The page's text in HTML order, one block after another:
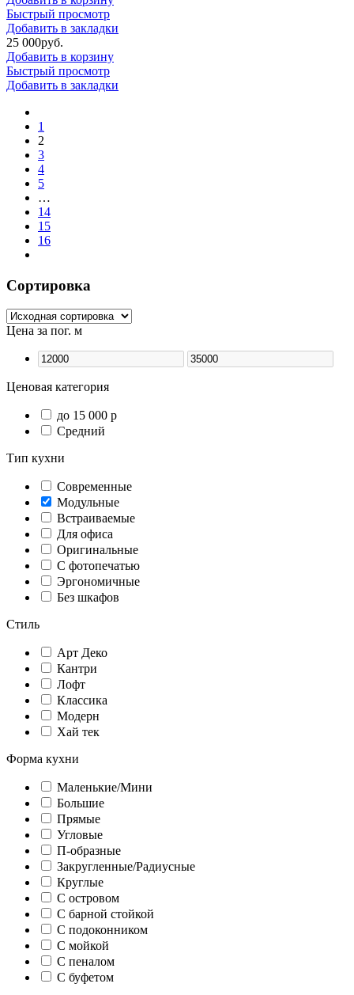
Быстрый просмотр
Добавить в закладки
25 000руб.
Добавить в корзину
Быстрый просмотр
Добавить в закладки
1
2
3
4
5
…
14
15
16
Сортировка
Цена за пог. м
Ценовая категория
до 15 000 р
Средний
Тип кухни
Современные
Модульные
Встраиваемые
Для офиса
Оригинальные
С фотопечатью
Эргономичные
Без шкафов
Стиль
Арт Деко
Кантри
Лофт
Классика
Модерн
Хай тек
Форма кухни
Маленькие/Мини
Большие
Прямые
Угловые
П-образные
Закругленные/Радиусные
Круглые
С островом
С барной стойкой
С подоконником
С мойкой
С пеналом
С буфетом